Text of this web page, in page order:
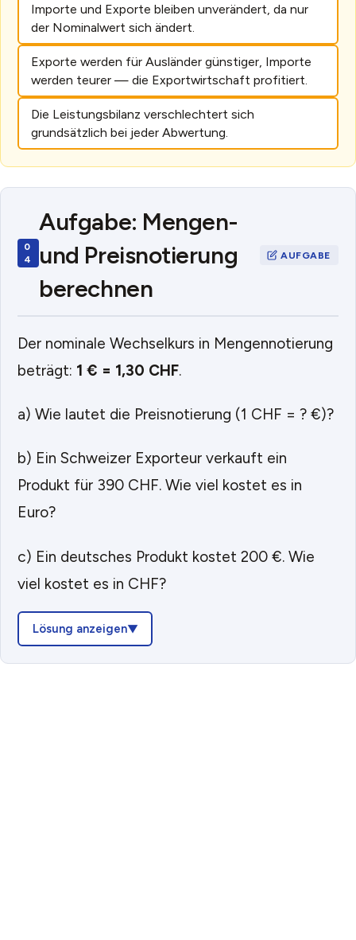
Importe und Exporte bleiben unverändert, da nur
der Nominalwert sich ändert.
Exporte werden für Ausländer günstiger, Importe
werden teurer — die Exportwirtschaft profitiert.
Die Leistungsbilanz verschlechtert sich
grundsätzlich bei jeder Abwertung.
Aufgabe: Mengen-
und Preisnotierung
berechnen
Der nominale Wechselkurs in Mengennotierung
beträgt: 1 € = 1,30 CHF.
a) Wie lautet die Preisnotierung (1 CHF = ? €)?
b) Ein Schweizer Exporteur verkauft ein
Produkt für 390 CHF. Wie viel kostet es in
Euro?
c) Ein deutsches Produkt kostet 200 €. Wie
viel kostet es in CHF?
Lösung anzeigen